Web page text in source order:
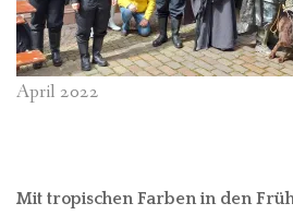
April 2022
Mit tropischen Farben in den